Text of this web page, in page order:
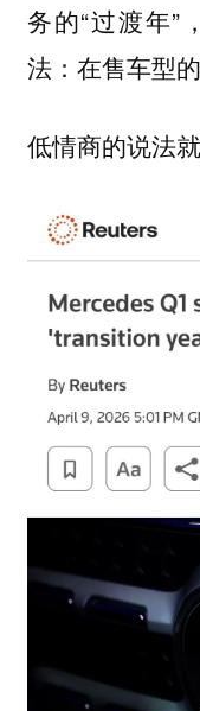
务的“过渡年”
法：在售车型
低情商的说法